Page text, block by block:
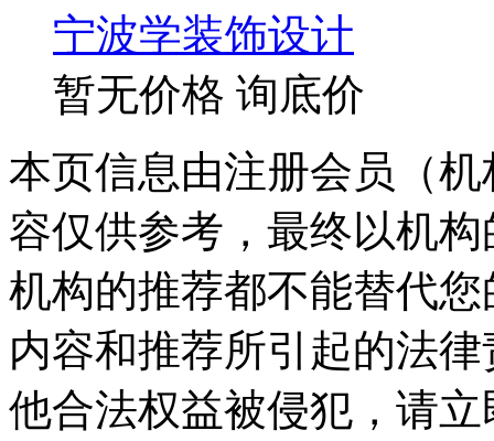
宁波学装饰设计
暂无价格 询底价
本页信息由注册会员（
容仅供参考，最终以机
机构的推荐都不能替代
内容和推荐所引起的法
他合法权益被侵犯，请